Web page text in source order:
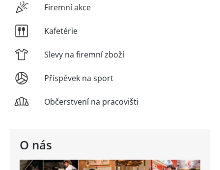
O nás
Firemní akce
Kafetérie
Slevy na firemní zboží
Příspěvek na sport
Občerstvení na pracovišti